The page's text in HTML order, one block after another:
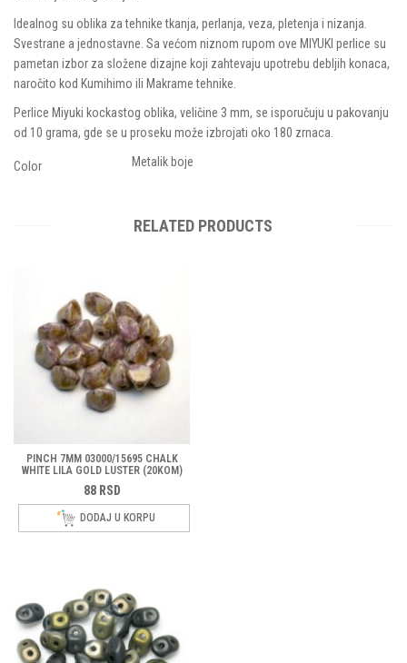
Idealnog su oblika za tehnike tkanja, perlanja, veza, pletenja i nizanja.
Svestrane a jednostavne. Sa većom niznom rupom ove MIYUKI perlice su
pametan izbor za složene dizajne koji zahtevaju upotrebu debljih konaca,
naročito kod Kumihimo ili Makrame tehnike.
Perlice Miyuki kockastog oblika, veličine 3 mm, se isporučuju u pakovanju
od 10 grama, gde se u proseku može izbrojati oko 180 zrnaca.
Color Metalik boje
RELATED PRODUCTS
PINCH 7MM 03000/15695 CHALK
WHITE LILA GOLD LUSTER (20KOM)
88 RSD
DODAJ U KORPU